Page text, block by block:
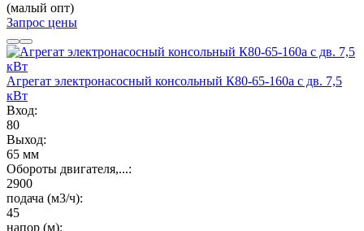
(малый опт)
Запрос цены
Агрегат электронасосный консольный К80-65-160а с дв. 7,5
кВт
Вход:
80
Выход:
65 мм
Обороты двигателя,...:
2900
подача (м3/ч):
45
напор (м):